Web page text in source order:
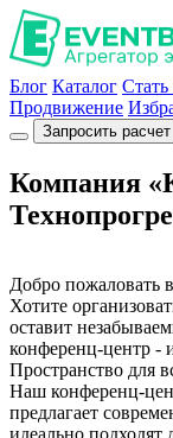
Блог Каталог
Продвижение
Запросить расчет
Компания
Добро пожаловать
Хотите
оставит
конференц-центр -
Пространство для
Наш конференц-
предлагает
идеально подходят